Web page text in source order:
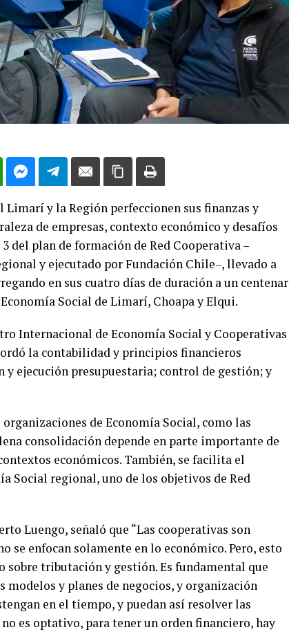
Limarí y la Región perfeccionen sus finanzas y
de empresas, contexto económico y desafíos
del plan de formación de Red Cooperativa –
y ejecutado por Fundación Chile–, llevado a
en sus cuatro días de duración a un centenar
Social de Limarí, Choapa y Elqui.
Internacional de Economía Social y Cooperativas
la contabilidad y principios financieros
ejecución presupuestaria; control de gestión; y
de Economía Social, como las
consolidación depende en parte importante de
económicos. También, se facilita el
Social regional, uno de los objetivos de Red
Luengo, señaló que “Las cooperativas son
se enfocan solamente en lo económico. Pero, esto
sobre tributación y gestión. Es fundamental que
modelos y planes de negocios, y organización
en el tiempo, y puedan así resolver las
es optativo, para tener un orden financiero, hay